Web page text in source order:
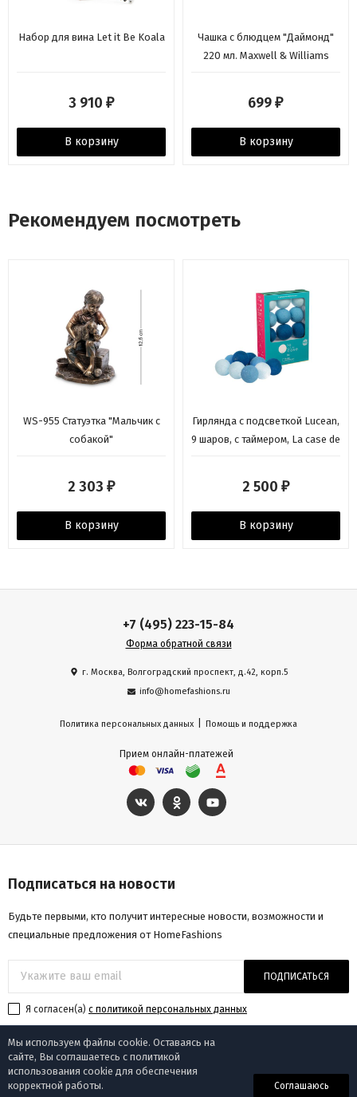
Набор для вина Let it Be Koala
3 910 ₽
В корзину
Чашка с блюдцем "Даймонд"
220 мл. Maxwell & Williams
699 ₽
В корзину
Рекомендуем посмотреть
WS-955 Статуэтка "Мальчик с
собакой"
2 303 ₽
В корзину
Гирлянда с подсветкой Lucean,
9 шаров, с таймером, La case de
2 500 ₽
В корзину
+7 (495) 223-15-84
Форма обратной связи
г. Москва, Волгоградский проспект, д.42, корп.5
info@homefashions.ru
Политика персональных данных Помощь и поддержка
Прием онлайн-платежей
Подписаться на новости
Будьте первыми, кто получит интересные новости, возможности и
специальные предложения от HomeFashions
ПОДПИСАТЬСЯ
Я согласен(a) с политикой персональных данных
© «Homefashions», 2009-2025
Мы используем файлы cookie. Оставаясь на
сайте, Вы соглашаетесь с политикой
использования cookie для обеспечения
корректной работы.
Соглашаюсь